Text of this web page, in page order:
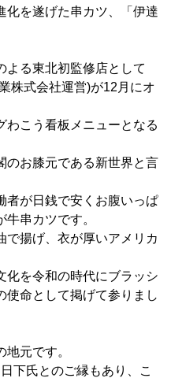
化を遂げた串カツ、「伊達
よる東北初監修店として
株式会社運営)が12月にオ
わこう看板メニューとなる
のお膝元である新世界と言
者が日銭で安くお腹いっぱ
串カツです。
で揚げ、衣が厚いアメリカ
化を令和の時代にブラッシ
使命として掲げて参りまし
元です。
下氏とのご縁もあり、こ